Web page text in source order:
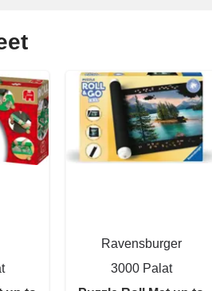
Ravensburger
3000 Palat